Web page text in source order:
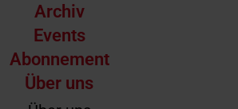
Archiv
Events
Abonnement
Über uns